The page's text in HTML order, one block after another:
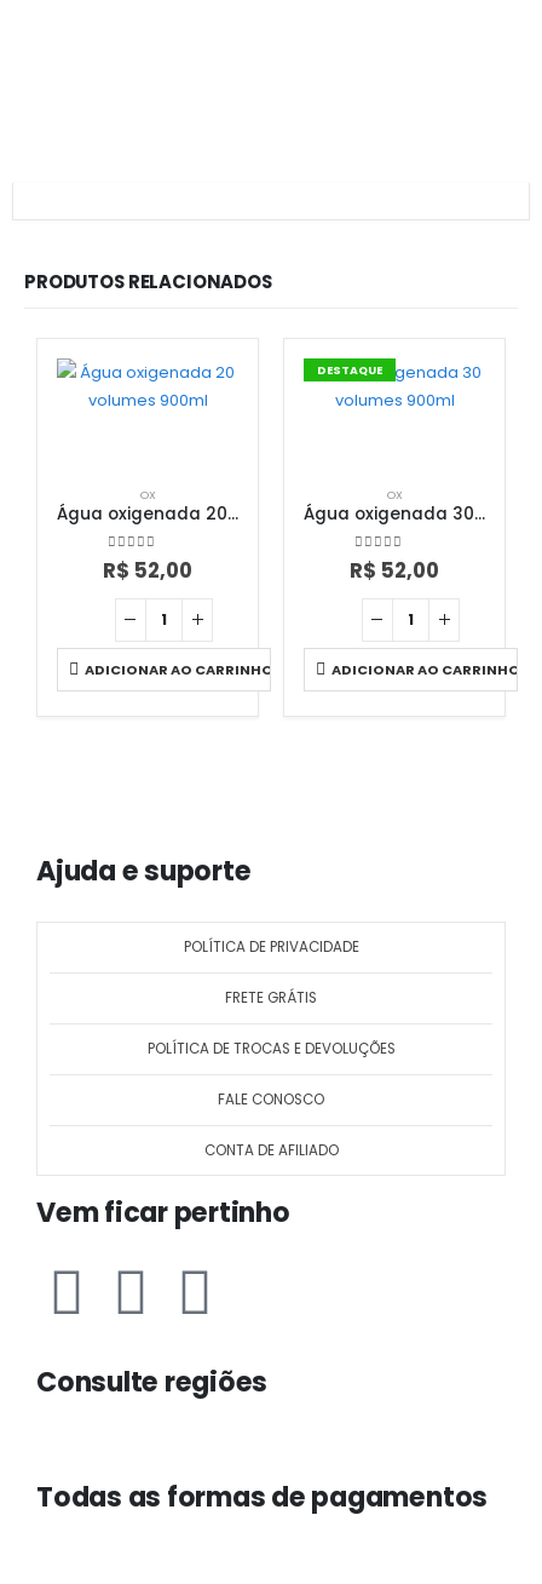
PRODUTOS RELACIONADOS
OX
Água oxigenada 20 volumes 900ml
0 out of 5
R$ 52,00
ADICIONAR AO CARRINHO
DESTAQUE
OX
Água oxigenada 30 volumes 900ml
0 out of 5
R$ 52,00
ADICIONAR AO CARRINHO
Ajuda e suporte
POLÍTICA DE PRIVACIDADE
FRETE GRÁTIS
POLÍTICA DE TROCAS E DEVOLUÇÕES
FALE CONOSCO
CONTA DE AFILIADO
Vem ficar pertinho
Consulte regiões
Todas as formas de pagamentos